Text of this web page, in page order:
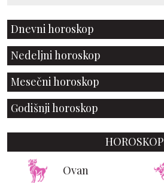
Dnevni horoskop
Nedeljni horoskop
Mesečni horoskop
Godišnji horoskop
HOROSKOP
Ovan